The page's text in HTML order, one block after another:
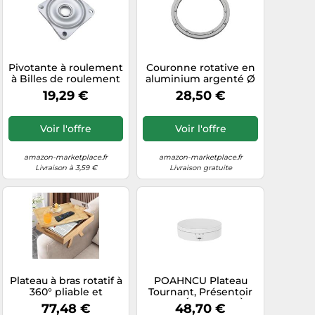
Pivotante à roulement
à Billes de roulement
rotative carrée
Matériel de Base de
Facile à Installer
Rotatif Robuste
19,29 €
Voir l'offre
amazon-marketplace.fr
Livraison à 3,59 €
Couronne rotative en
aluminium argenté Ø
304 mm charge
maximale 300 kg,
robuste, sur
roulement à billes,
tournant pour table
tournante
28,50 €
Voir l'offre
amazon-marketplace.fr
Livraison gratuite
Plateau à bras rotatif à
360° pliable et
portable à deux
77,48 €
POAHNCU Plateau
Tournant, Présentoir
Rotatif Électrique À 3
48,70 €